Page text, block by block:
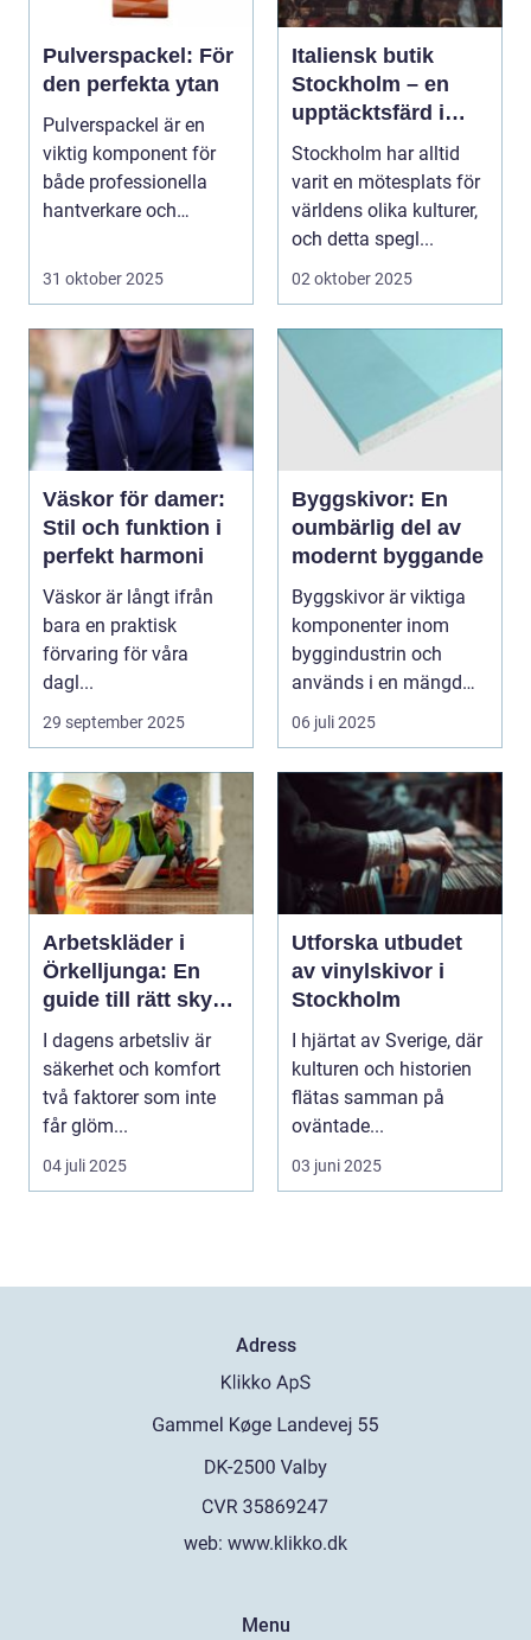
Pulverspackel: För
den perfekta ytan
Pulverspackel är en
viktig komponent för
både professionella
hantverkare och
31 oktober 2025
Italiensk butik
Stockholm – en
upptäcktsfärd i
kvalitet och
hantverk
Stockholm har alltid
varit en mötesplats för
världens olika kulturer,
och detta spegl...
02 oktober 2025
Väskor för damer:
Stil och funktion i
perfekt harmoni
Väskor är långt ifrån
bara en praktisk
förvaring för våra
dagl...
29 september 2025
Byggskivor: En
oumbärlig del av
modernt byggande
Byggskivor är viktiga
komponenter inom
byggindustrin och
används i en mängd
olika kon...
06 juli 2025
Arbetskläder i
Örkelljunga: En
guide till rätt skydd
och bekvämlighet
på jobbet
I dagens arbetsliv är
säkerhet och komfort
två faktorer som inte
får glöm...
04 juli 2025
Utforska utbudet
av vinylskivor i
Stockholm
I hjärtat av Sverige, där
kulturen och historien
flätas samman på
oväntade...
03 juni 2025
Adress
web: www.klikko.dk
Menu